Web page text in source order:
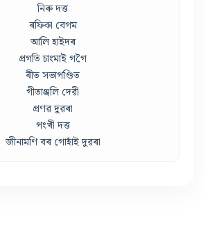
নিৰু দত্ত
ৰফিকা বেগম
আলি হাইদৰ
প্ৰগতি চাংমাই গগৈ
ৰীত সভাপণ্ডিত
গীতাঞ্জলি দেৱী
প্ৰণৱ দুৱৰা
পংখী দত্ত
জীনামণি বৰ গোহাঁই দুৱৰা